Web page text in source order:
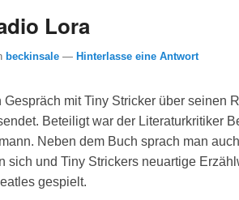
Lora
beckinsale — Hinterlasse eine Antwort
mit Tiny Stricker über seinen
Beteiligt war der Literaturkritiker
Neben dem Buch sprach man
sich und Tiny Strickers neuartige
gespielt.